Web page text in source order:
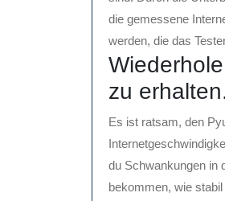
die gemessene
werden, die das
zu
Es ist ratsam, den
du Schwankungen in
bekommen, wie